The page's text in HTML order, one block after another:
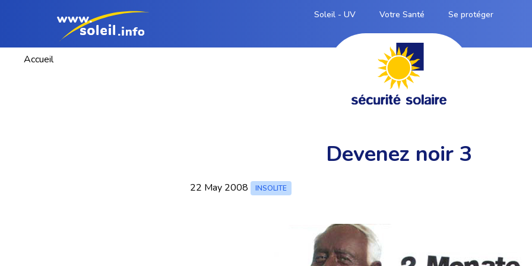
Soleil - UV Votre Santé
Se protéger
Accueil
Devenez noir 3
22 May 2008 INSOLITE